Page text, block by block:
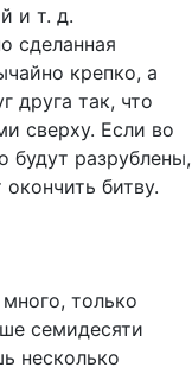
и т. д.
сделанная
крепко, а
друга так, что
сверху. Если во
будут разрублены,
битву.
только
семидесяти
несколько